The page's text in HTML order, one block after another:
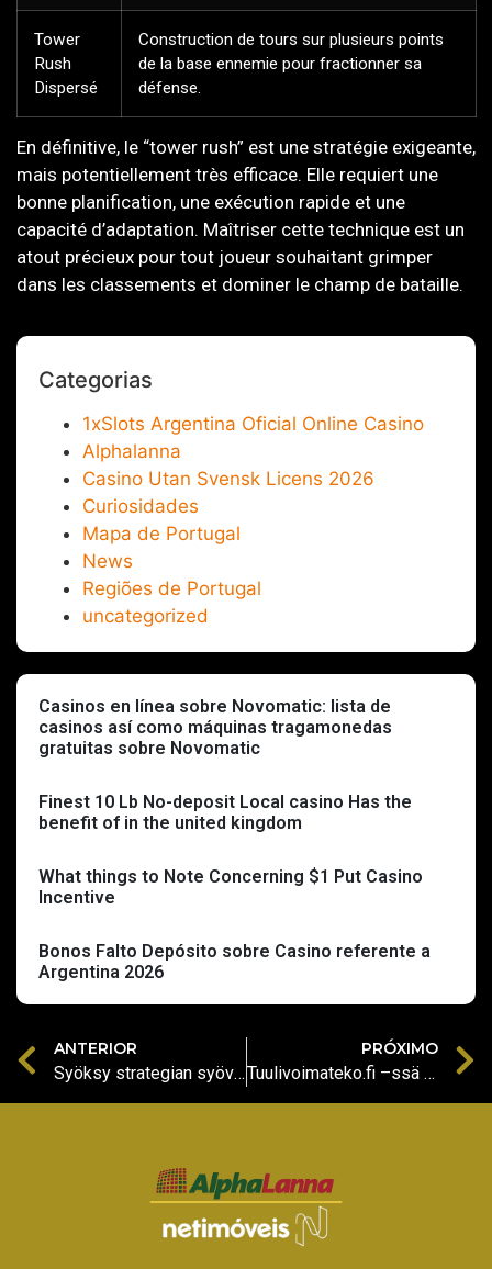
Tower
Rush
Dispersé
Construction de tours sur plusieurs points
de la base ennemie pour fractionner sa
défense.
En définitive, le “tower rush” est une stratégie exigeante,
mais potentiellement très efficace. Elle requiert une
bonne planification, une exécution rapide et une
capacité d’adaptation. Maîtriser cette technique est un
atout précieux pour tout joueur souhaitant grimper
dans les classements et dominer le champ de bataille.
Categorias
1xSlots Argentina Oficial Online Casino
Alphalanna
Casino Utan Svensk Licens 2026
Curiosidades
Mapa de Portugal
News
Regiões de Portugal
uncategorized
Casinos en línea sobre Novomatic: lista de
casinos así­ como máquinas tragamonedas
gratuitas sobre Novomatic
Finest 10 Lb No-deposit Local casino Has the
benefit of in the united kingdom
What things to Note Concerning $1 Put Casino
Incentive
Bonos Falto Depósito sobre Casino referente a
Argentina 2026
ANTERIOR
Syöksy strategian syövereihin ja hallitse karttaa tower rush peli -taisteluissa.
PRÓXIMO
Tuulivoimateko.fi –ssä avautuu mahdollisuus osallistua vihreän energian vallankumoukseen ja vaikutta